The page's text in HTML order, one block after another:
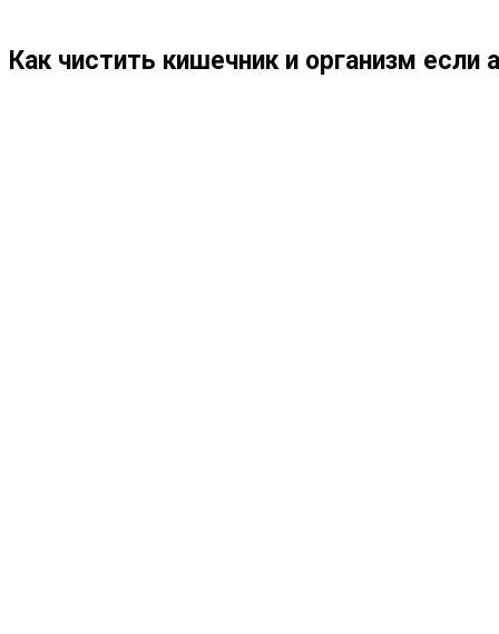
Как чистить кишечник и организм если